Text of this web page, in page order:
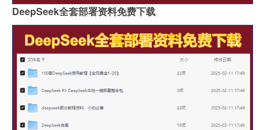
DeepSeek全套部署资料免费下载